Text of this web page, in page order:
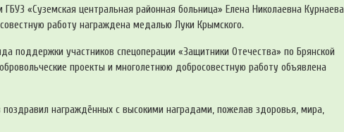
ГБУЗ «Суземская центральная районная больница» Елена Николаевна Курнаева
работу награждена медалью Луки Крымского.
поддержки участников спецоперации «Защитники Отечества» по Брянской
проекты и многолетнюю добросовестную работу объявлена
поздравил награждённых с высокими наградами, пожелав здоровья, мира,